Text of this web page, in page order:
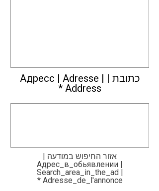
כתובת | Адресс | Adresse |
Address
אזור החיפוש במודעה |
Адрес_в_обьявлении |
Search_area_in_the_ad |
Adresse_de_l'annonce